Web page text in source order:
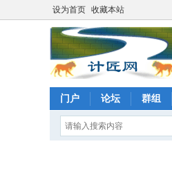
设为首页 收藏本站
门户 论坛 群组